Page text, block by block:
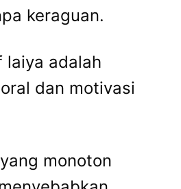
keraguan.
laiya adalah
dan motivasi
monoton